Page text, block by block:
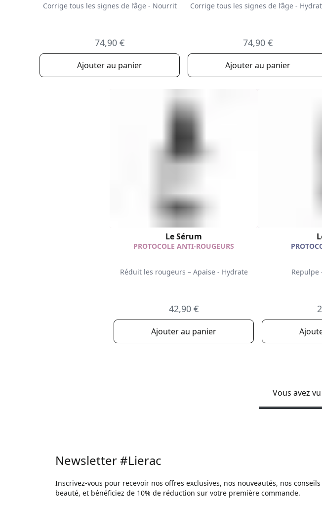
Corrige tous les signes de l’âge - Nourrit
74,90 €
Ajouter au panier
Corrige tous les signes de l’âge -
74,90 €
Ajouter au panier
Le Sérum
PROTOCOLE ANTI-ROUGEURS
Réduit les rougeurs – Apaise - Hydrate
42,90 €
Ajouter au panier
Repulpe
Vous avez
Newsletter #Lierac
Inscrivez-vous pour recevoir nos offres exclusives, nos nouveautés, nos conseils
beauté, et bénéficiez de 10% de réduction sur votre première commande.